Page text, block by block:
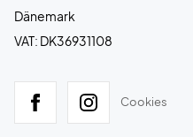
Dänemark
VAT: DK36931108
Cookies